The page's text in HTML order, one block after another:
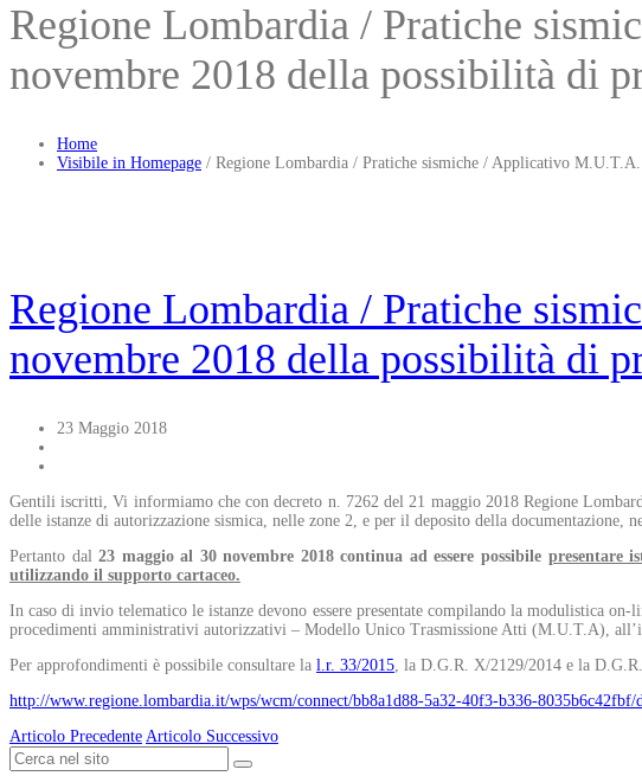
Regione Lombardia / Pratiche
novembre 2018 della possibilità di
Home
Visibile in Homepage / Regione Lombardia / Pratiche sismiche / Applicativo
Regione Lombardia / Pratiche
novembre 2018 della possibilità di
23 Maggio 2018
Gentili iscritti, Vi informiamo che con decreto n. 7262 del 21 maggio 2018 Regione
delle istanze di autorizzazione sismica, nelle zone 2, e per il deposito della documentazione,
Pertanto dal23 maggio al 30 novembre 2018 continua ad essere possibile presentare
utilizzando il supporto cartaceo.
In caso di invio telematico le istanze devono essere presentate compilando la modulistica
procedimenti amministrativi autorizzativi – Modello Unico Trasmissione Atti (M.U.T.A),
Per approfondimenti è possibile consultare la l.r. 33/2015 , la D.G.R. X/2129/2014 e la
http://www.regione.lombardia.it/wps/wcm/connect/bb8a1d88-5a32-40f3-b336-
Articolo Precedente Articolo Successivo